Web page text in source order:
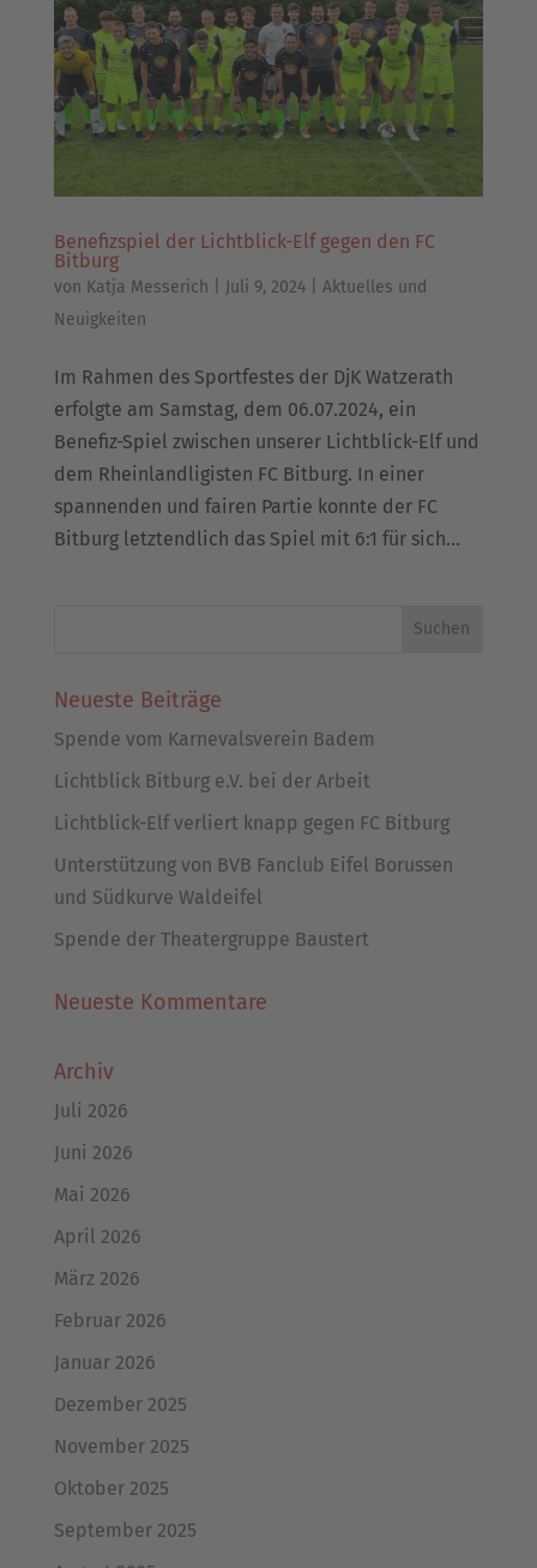
Benefizspiel der Lichtblick-Elf gegen den FC
Bitburg
von Katja Messerich Juli 9, 2024| Aktuelles und
Neuigkeiten
Im Rahmen des Sportfestes der DjK Watzerath
erfolgte am Samstag, dem 06.07.2024, ein
Benefiz-Spiel zwischen unserer Lichtblick-Elf und
dem Rheinlandligisten FC Bitburg. In einer
spannenden und fairen Partie konnte der FC
Bitburg letztendlich das Spiel mit 6:1 für sich...
Neueste Beiträge
Spende vom Karnevalsverein Badem
Lichtblick Bitburg e.V. bei der Arbeit
Lichtblick-Elf verliert knapp gegen FC Bitburg
Unterstützung von BVB Fanclub Eifel Borussen
und Südkurve Waldeifel
Spende der Theatergruppe Baustert
Neueste Kommentare
Archiv
Juli 2026
Juni 2026
Mai 2026
April 2026
März 2026
Februar 2026
Januar 2026
Dezember 2025
November 2025
Oktober 2025
September 2025